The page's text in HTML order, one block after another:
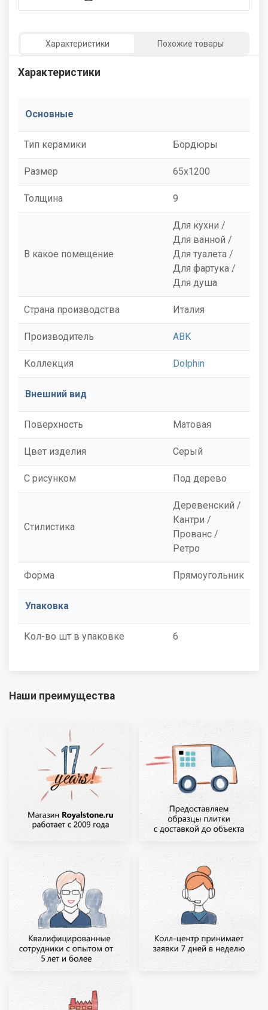
Характеристики Похожие товары
Характеристики
Основные
Тип керамики Бордюры
Размер 65x1200
Толщина 9
В какое помещение
Для кухни /
Для ванной /
Для туалета /
Для фартука /
Для душа
Страна производства Италия
Производитель ABK
Коллекция Dolphin
Внешний вид
Поверхность Матовая
Цвет изделия Серый
С рисунком Под дерево
Стилистика
Деревенский /
Кантри /
Прованс /
Ретро
Форма Прямоугольник
Упаковка
Кол-во шт в упаковке 6
Наши преимущества